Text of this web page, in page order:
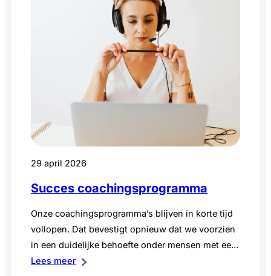
29 april 2026
Succes coachingsprogramma
Onze coachingsprogramma’s blijven in korte tijd
vollopen. Dat bevestigt opnieuw dat we voorzien
in een duidelijke behoefte onder mensen met een
schildklieraandoening. Dankzij de voucher van de
Lees meer: